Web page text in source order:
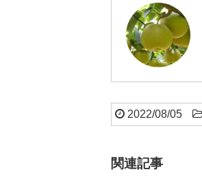
2022/08/05
関連記事